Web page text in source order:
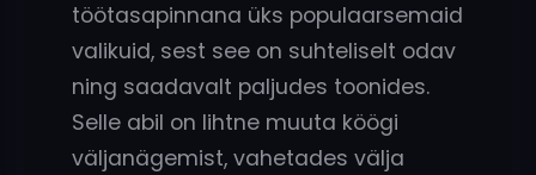
töötasapinnana üks populaarsemaid
valikuid, sest see on suhteliselt odav
ning saadavalt paljudes toonides.
Selle abil on lihtne muuta köögi
väljanägemist, vahetades välja